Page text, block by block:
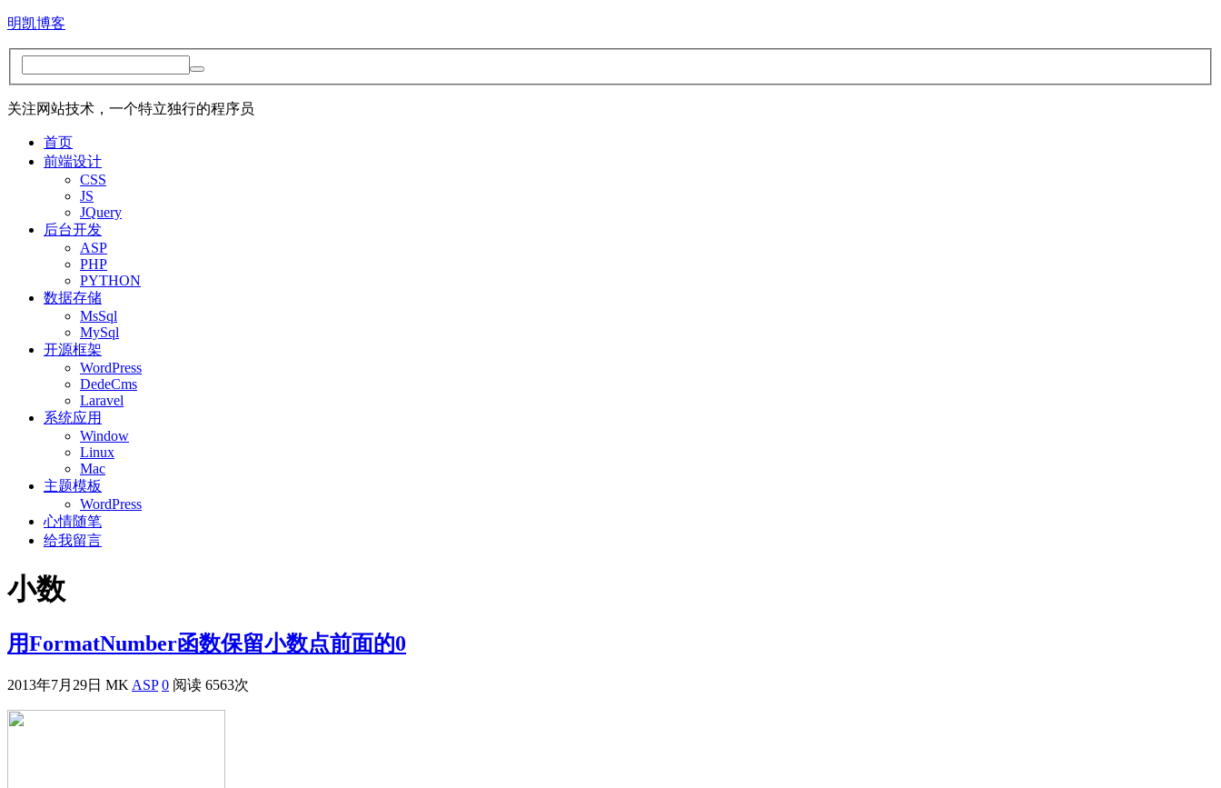
明凯博客
关注网站技术，一个特立独行的程序员
首页
前端设计
CSS
JS
JQuery
后台开发
ASP
PHP
PYTHON
数据存储
MsSql
MySql
开源框架
WordPress
DedeCms
Laravel
系统应用
Window
Linux
Mac
主题模板
WordPress
心情随笔
给我留言
小数
用FormatNumber函数保留小数点前面的0
2013年7月29日 MK ASP 0 阅读 6563次